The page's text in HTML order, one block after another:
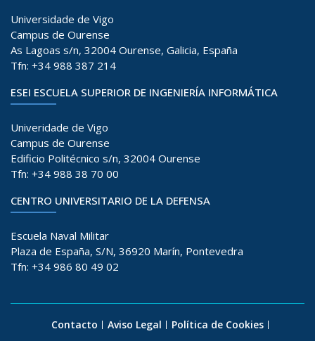
Universidade de Vigo
Campus de Ourense
As Lagoas s/n, 32004 Ourense, Galicia, España
Tfn: +34 988 387 214
ESEI ESCUELA SUPERIOR DE INGENIERÍA INFORMÁTICA
Univeridade de Vigo
Campus de Ourense
Edificio Politécnico s/n, 32004 Ourense
Tfn: +34 988 38 70 00
CENTRO UNIVERSITARIO DE LA DEFENSA
Escuela Naval Militar
Plaza de España, S/N, 36920 Marín, Pontevedra
Tfn: +34 986 80 49 02
Contacto Aviso Legal Política de Cookies